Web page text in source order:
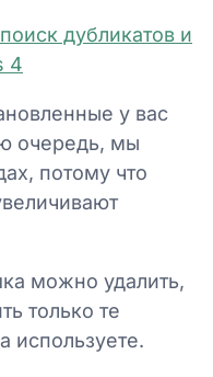
дубликатов и
4
у вас
очередь, мы
потому что
можно удалить,
только те
используете.